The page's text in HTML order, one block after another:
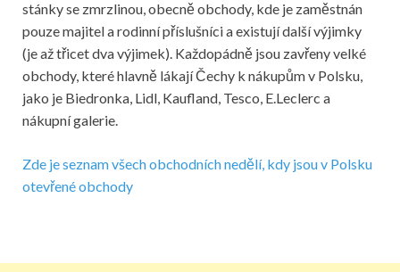
stánky se zmrzlinou, obecně obchody, kde je zaměstnán
pouze majitel a rodinní příslušníci a existují další výjimky
(je až třicet dva výjimek). Každopádně jsou zavřeny velké
obchody, které hlavně lákají Čechy k nákupům v Polsku,
jako je Biedronka, Lidl, Kaufland, Tesco, E.Leclerc a
nákupní galerie.
Zde je seznam všech obchodních nedělí, kdy jsou v Polsku
otevřené obchody